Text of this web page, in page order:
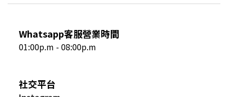
Whatsapp客服營業時間
01:00p.m - 08:00p.m
社交平台